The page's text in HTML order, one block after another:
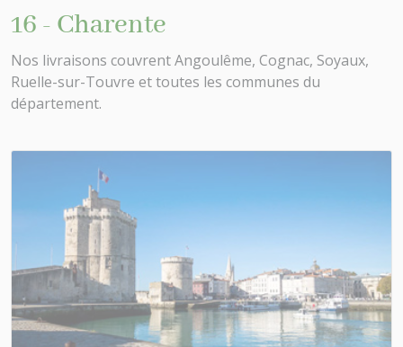
16 - Charente
Nos livraisons couvrent Angoulême, Cognac, Soyaux,
Ruelle-sur-Touvre et toutes les communes du
département.